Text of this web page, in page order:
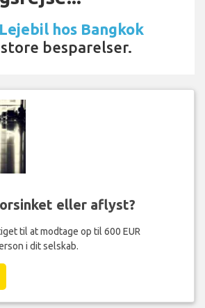
Lejebil hos Bangkok
besparelser.
eller aflyst?
til at modtage op til 600 EUR
i dit selskab.